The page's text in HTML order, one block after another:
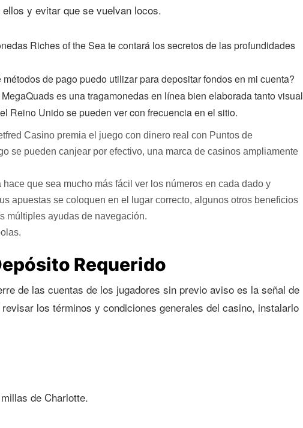
y evitar que se vuelvan locos.
Riches of the Sea te contará los secretos de las profundidades
métodos de pago puedo utilizar para depositar fondos en mi cuenta?
es una tragamonedas en línea bien elaborada tanto visual
Reino Unido se pueden ver con frecuencia en el sitio.
Casino premia el juego con dinero real con Puntos de
se pueden canjear por efectivo, una marca de casinos ampliamente
hace que sea mucho más fácil ver los números en cada dado y
apuestas se coloquen en el lugar correcto, algunos otros beneficios
múltiples ayudas de navegación.
Requerido
de las cuentas de los jugadores sin previo aviso es la señal de
los términos y condiciones generales del casino, instalarlo
de Charlotte.